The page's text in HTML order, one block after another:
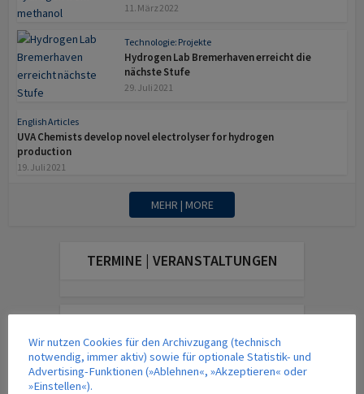
11. März 2022
Technologie: Projekte
Hydrogen Lab Bremerhaven erreicht die
nächste Stufe
29. Juli 2021
English Articles
UVA Chemists develop novel electrolyser for hydrogen
production
19. Juli 2021
MEHR | MORE
TERMINE | VERANSTALTUNGEN
Wir nutzen Cookies für den Archivzugang (technisch
notwendig, immer aktiv) sowie für optionale Statistik- und
Advertising-Funktionen (»Ablehnen«, »Akzeptieren« oder
»Einstellen«).